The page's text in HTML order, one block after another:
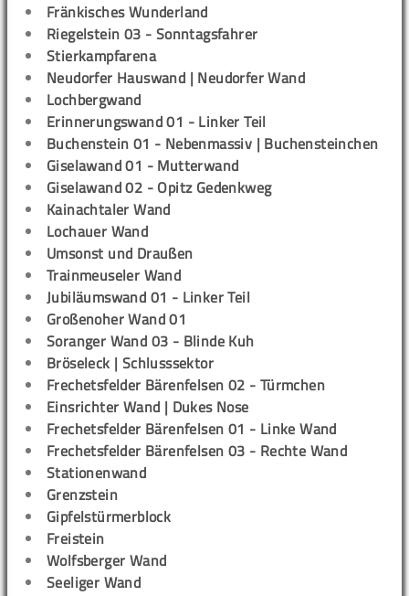
Fränkisches Wunderland
Riegelstein 03 - Sonntagsfahrer
Stierkampfarena
Neudorfer Hauswand | Neudorfer Wand
Lochbergwand
Erinnerungswand 01 - Linker Teil
Buchenstein 01 - Nebenmassiv | Buchensteinchen
Giselawand 01 - Mutterwand
Giselawand 02 - Opitz Gedenkweg
Kainachtaler Wand
Lochauer Wand
Umsonst und Draußen
Trainmeuseler Wand
Jubiläumswand 01 - Linker Teil
Großenoher Wand 01
Soranger Wand 03 - Blinde Kuh
Bröseleck | Schlusssektor
Frechetsfelder Bärenfelsen 02 - Türmchen
Einsrichter Wand | Dukes Nose
Frechetsfelder Bärenfelsen 01 - Linke Wand
Frechetsfelder Bärenfelsen 03 - Rechte Wand
Stationenwand
Grenzstein
Gipfelstürmerblock
Freistein
Wolfsberger Wand
Seeliger Wand